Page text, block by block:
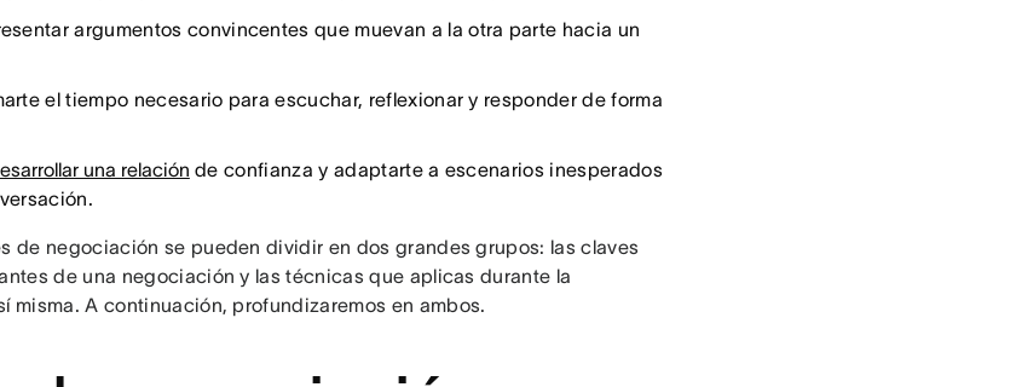
argumentos convincentes que muevan a la otra parte hacia un
el tiempo necesario para escuchar, reflexionar y responder de forma
una relación de confianza y adaptarte a escenarios inesperados
de negociación se pueden dividir en dos grandes grupos: las claves
de una negociación y las técnicas que aplicas durante la
misma. A continuación, profundizaremos en ambos.